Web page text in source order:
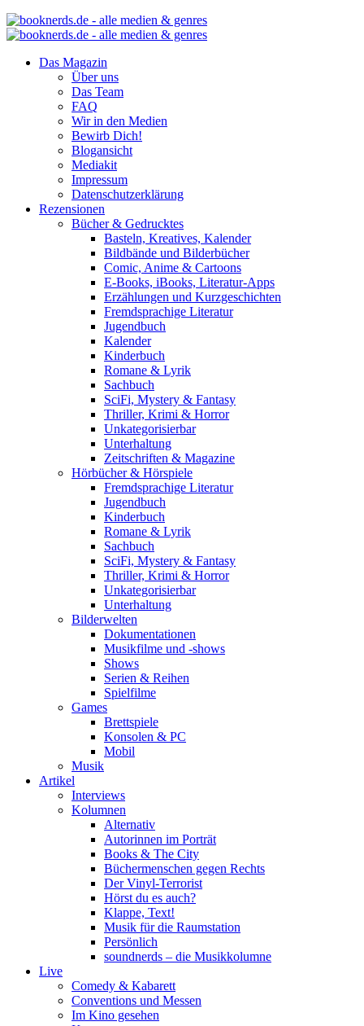
Das Magazin
Über uns
Das Team
FAQ
Wir in den Medien
Bewirb Dich!
Blogansicht
Mediakit
Impressum
Datenschutzerklärung
Rezensionen
Bücher & Gedrucktes
Basteln, Kreatives, Kalender
Bildbände und Bilderbücher
Comic, Anime & Cartoons
E-Books, iBooks, Literatur-Apps
Erzählungen und Kurzgeschichten
Fremdsprachige Literatur
Jugendbuch
Kalender
Kinderbuch
Romane & Lyrik
Sachbuch
SciFi, Mystery & Fantasy
Thriller, Krimi & Horror
Unkategorisierbar
Unterhaltung
Zeitschriften & Magazine
Hörbücher & Hörspiele
Fremdsprachige Literatur
Jugendbuch
Kinderbuch
Romane & Lyrik
Sachbuch
SciFi, Mystery & Fantasy
Thriller, Krimi & Horror
Unkategorisierbar
Unterhaltung
Bilderwelten
Dokumentationen
Musikfilme und -shows
Shows
Serien & Reihen
Spielfilme
Games
Brettspiele
Konsolen & PC
Mobil
Musik
Artikel
Interviews
Kolumnen
Alternativ
Autorinnen im Porträt
Books & The City
Büchermenschen gegen Rechts
Der Vinyl-Terrorist
Hörst du es auch?
Klappe, Text!
Musik für die Raumstation
Persönlich
soundnerds – die Musikkolumne
Live
Comedy & Kabarett
Conventions und Messen
Im Kino gesehen